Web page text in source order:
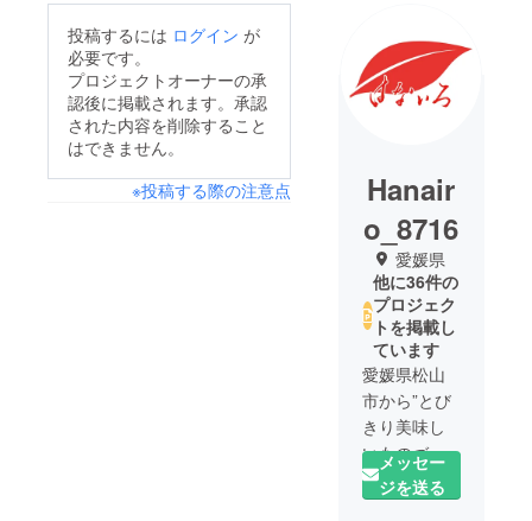
投稿するには ログイン が
必要です。
プロジェクトオーナーの承
認後に掲載されます。承認
された内容を削除すること
はできません。
※投稿する際の注意点
Hanair
o_8716
愛媛県
他に36件の
プロジェク
トを掲載し
ています
愛媛県松山
市から”とび
きり美味し
いものづく
り”を経営理
念として、
メッセー
ジを送る